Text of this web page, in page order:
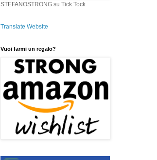
STEFANOSTRONG su Tick Tock
Translate Website
Vuoi farmi un regalo?